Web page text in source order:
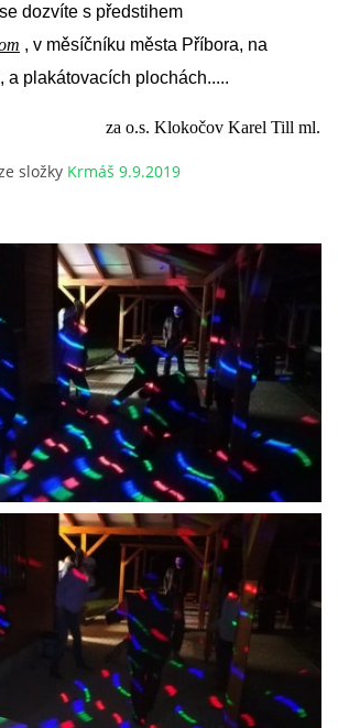
dozvíte s předstihem
, v měsíčníku města Příbora, na
a plakátovacích plochách.....
za o.s. Klokočov Karel Till ml.
složky Krmáš 9.9.2019